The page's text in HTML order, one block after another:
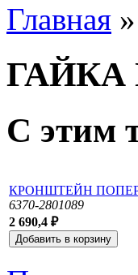
Вы здесь
Главная
С этим
КРОНШТЕЙН
6370-2801089
2 690,4 ₽